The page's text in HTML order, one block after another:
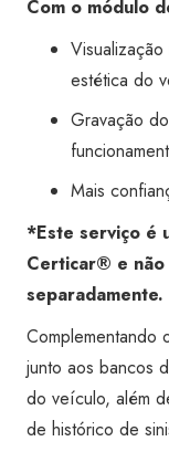
Com o módulo
estética do
Gravação
Mais
*Este serviço é
Certicar® e
separadamente.
Complementando
junto aos bancos
do veículo, além
de histórico de